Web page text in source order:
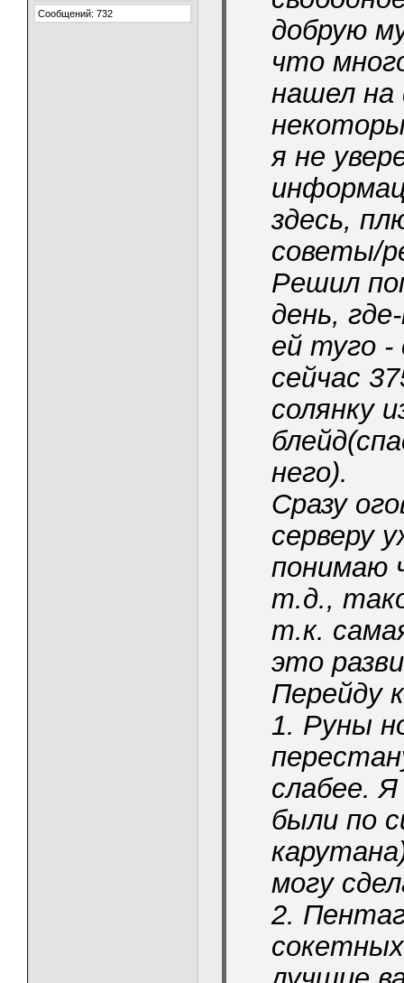
Сообщений: 732
добрую
что
нашел на
я не
здесь,
советы/
Решил
день,
ей туго -
сейчас
солянку
него).
Сразу
серверу
понимаю
т.д.,
т.к.
это
Перейду
1. Руны
слабее.
были по
могу
2.